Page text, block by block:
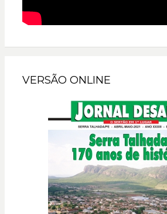
VERSÃO ONLINE